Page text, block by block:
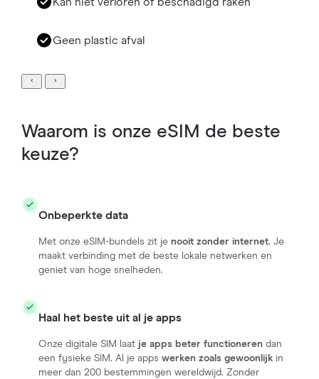
Geen plastic afval
Waarom is onze eSIM de beste
keuze?
Onbeperkte data
Met onze eSIM-bundels zit je nooit zonder internet.Je
maakt verbinding met de beste lokale netwerken en
geniet van hoge snelheden.
Haal het beste uit al je apps
Onze digitale SIM laat je apps beter functioneren dan
een fysieke SIM. Al je apps werken zoals gewoonlijkin
meer dan 200 bestemmingen wereldwijd. Zonder